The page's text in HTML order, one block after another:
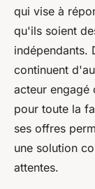
qui vise à
qu'ils soient
indépendants.
continuent
acteur engagé
pour toute la
ses offres
une solution
attentes.